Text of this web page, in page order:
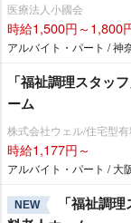
医療法人小國会
時給1,500円～1,800
アルバイト・パート / 神
「福祉調理スタッ
ーム
株式会社ウェル/住宅型
時給1,177円～
アルバイト・パート / 大
NEW
「福祉調